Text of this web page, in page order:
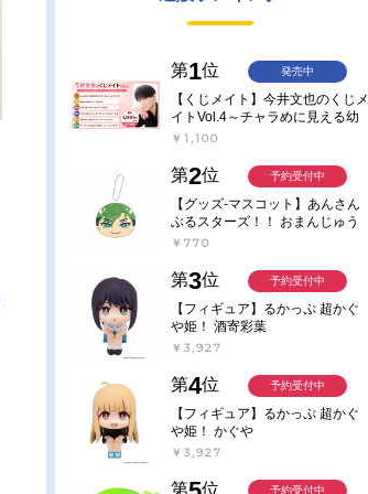
第1位
【くじメイト】今井文也のくじメ
イトVol.4～チャラめに見える幼
馴染、実は一途で独占欲が強いん
￥1,100
発売中
第2位
【グッズ-マスコット】あんさん
ぶるスターズ！！ おまんじゅう
にぎにぎマスコット ねくすと2
￥770
予約受付中
第3位
【フィギュア】るかっぷ 超かぐ
や姫！ 酒寄彩葉
￥3,927
予約受付中
第4位
【フィギュア】るかっぷ 超かぐ
や姫！ かぐや
￥3,927
予約受付中
第 位 予約受付中